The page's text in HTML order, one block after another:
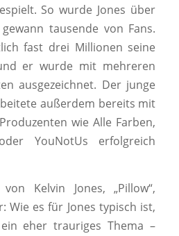
So wurde Jones über
tausende von Fans.
fast drei Millionen seine
er wurde mit mehreren
ausgezeichnet. Der junge
außerdem bereits mit
wie Alle Farben,
YouNotUs erfolgreich
Kelvin Jones, „Pillow“,
Wie es für Jones typisch ist,
eher trauriges Thema –